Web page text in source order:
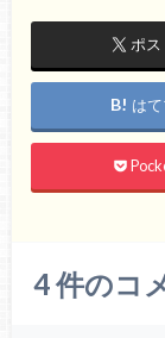
ポス
は
4件のコ